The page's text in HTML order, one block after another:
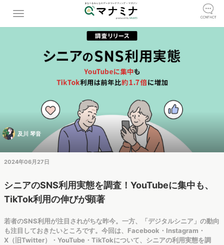
及川 琴音
2024年06月27日
シニアのSNS利用実態を調査！YouTubeに集中も、
TikTok利用の伸びが顕著
若者のSNS利用が注目されがちな昨今。一方、「デジタルシニア」の動向
も注目しておきたいところです。今回は、Facebook・Instagram・
X（旧Twitter）・YouTube・TikTokについて、シニアの利用実態を調